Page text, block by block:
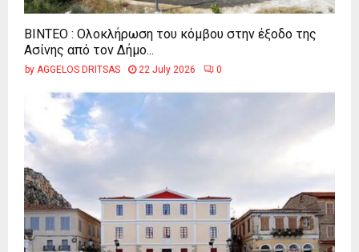
ΒΙΝΤΕΟ : Ολοκλήρωση του κόμβου στην έξοδο της
Ασίνης από τον Δήμο...
by AGGELOS DRITSAS 22 July 2026 0